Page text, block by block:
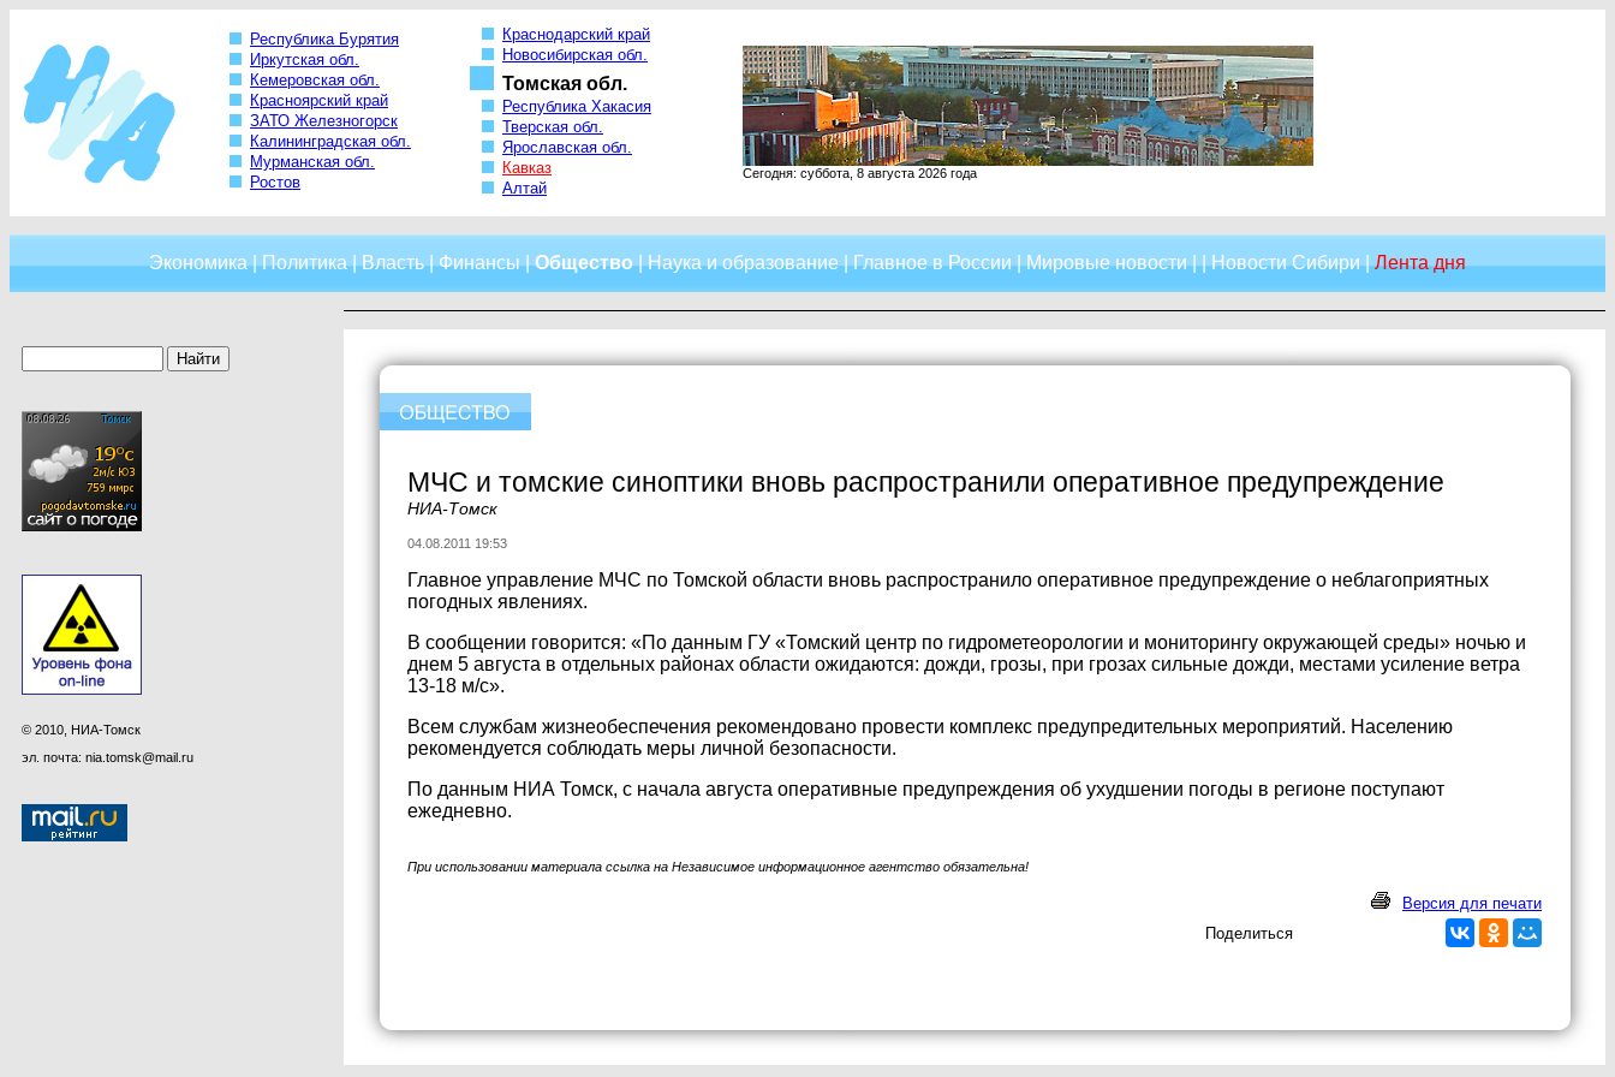
Республика Бурятия
Иркутская обл.
Кемеровская обл.
Красноярский край
ЗАТО Железногорск
Калининградская обл.
Мурманская обл.
Ростов
Краснодарский край
Новосибирская обл.
Томская обл.
Республика Хакасия
Тверская обл.
Ярославская обл.
Кавказ
Алтай
Сегодня: суббота, 8 августа 2026 года
Экономика|Политика|Власть|Финансы|Общество|Наука и образование|Главное в России|Мировые новости| |Новости Сибири|Лента дня
© 2010, НИА-Томск
эл. почта: nia.tomsk@mail.ru
МЧС и томские синоптики вновь распространили оперативное предупреждение
НИА-Томск
04.08.2011 19:53
Главное управление МЧС по Томской области вновь распространило оперативное предупреждение о неблагоприятных
погодных явлениях.
В сообщении говорится: «По данным ГУ «Томский центр по гидрометеорологии и мониторингу окружающей среды» ночью и
днем 5 августа в отдельных районах области ожидаются: дожди, грозы, при грозах сильные дожди, местами усиление ветра
13-18 м/с».
Всем службам жизнеобеспечения рекомендовано провести комплекс предупредительных мероприятий. Населению
рекомендуется соблюдать меры личной безопасности.
По данным НИА Томск, с начала августа оперативные предупреждения об ухудшении погоды в регионе поступают
ежедневно.
При использовании материала ссылка на Независимое информационное агентство обязательна!
Версия для печати
Поделиться